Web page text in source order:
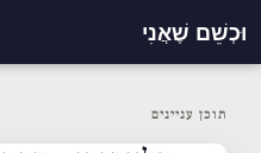
וּכְשֵׁם שֶׁאֲנִי
תוכן עניינים